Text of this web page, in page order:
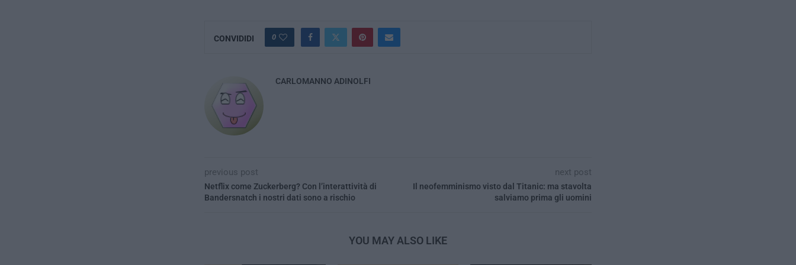
CONVIDIDI 0
CARLOMANNO ADINOLFI
previous post
Netflix come Zuckerberg? Con l’interattività di
Bandersnatch i nostri dati sono a rischio
next post
Il neofemminismo visto dal Titanic: ma stavolta
salviamo prima gli uomini
YOU MAY ALSO LIKE